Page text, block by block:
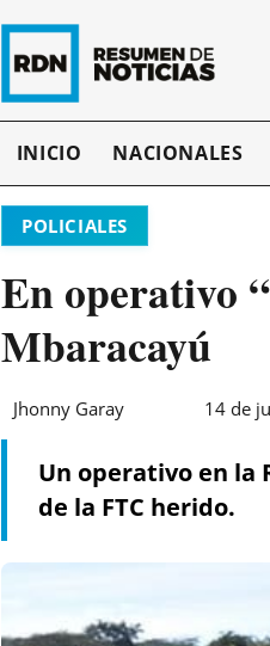
INICIO NACIONALES
POLICIALES
En operativo
Mbaracayú
Jhonny Garay 14 de
Un operativo en la
de la FTC herido.